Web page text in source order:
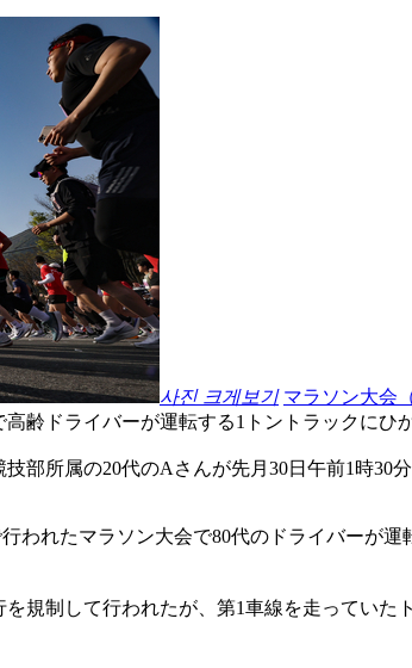
사진 크게보기 マラソン大会
齢ドライバーが運転する1トントラックにひ
部所属の20代のAさんが先月30日午前1時30
われたマラソン大会で80代のドライバーが
規制して行われたが、第1車線を走ってい